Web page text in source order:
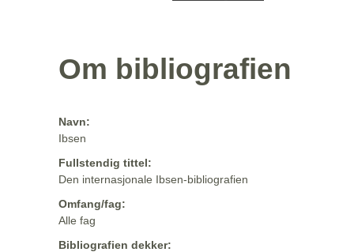
Om bibliografien
Navn:
Ibsen
Fullstendig tittel:
Den internasjonale Ibsen-bibliografien
Omfang/fag:
Alle fag
Bibliografien dekker: